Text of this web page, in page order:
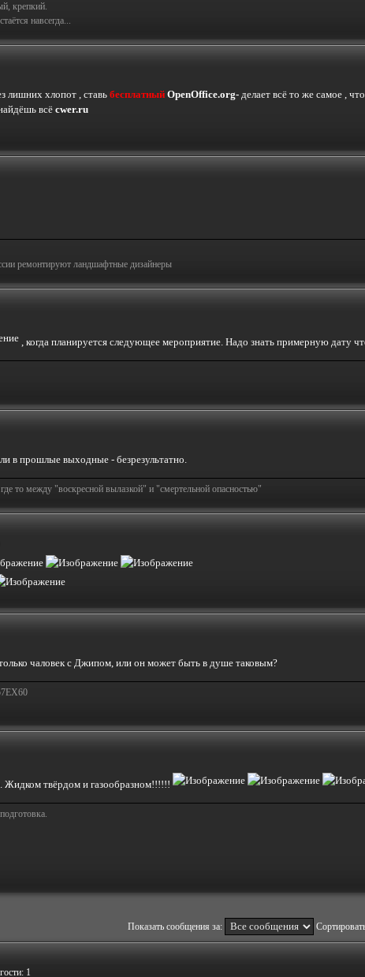
крепкий.
навсегда...
лишних хлопот , ставь бесплатный OpenOffice.org- делает всё то же самое ,
всё cwer.ru
ремонтируют ландшафтные дизайнеры
, когда планируется следующее мероприятие. Надо знать примерную дату
в прошлые выходные - безрезультатно.
то между "воскресной вылазкой" и "смертельной опасностью"
чаловек с Джипом, или он может быть в душе таковым?
твёрдом и газообразном!!!!!!
Показать сообщения за:
1